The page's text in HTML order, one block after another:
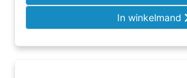
In winkelmand